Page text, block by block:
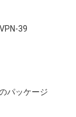
39
パッケージ